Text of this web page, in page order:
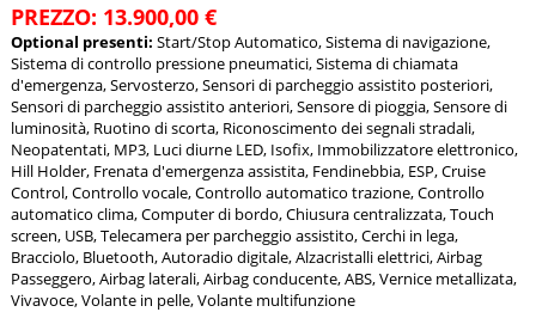
PREZZO: 13.900,00 €
Optional presenti: Start/Stop Automatico, Sistema di navigazione,
Sistema di controllo pressione pneumatici, Sistema di chiamata
d'emergenza, Servosterzo, Sensori di parcheggio assistito posteriori,
Sensori di parcheggio assistito anteriori, Sensore di pioggia, Sensore di
luminosità, Ruotino di scorta, Riconoscimento dei segnali stradali,
Neopatentati, MP3, Luci diurne LED, Isofix, Immobilizzatore elettronico,
Hill Holder, Frenata d'emergenza assistita, Fendinebbia, ESP, Cruise
Control, Controllo vocale, Controllo automatico trazione, Controllo
automatico clima, Computer di bordo, Chiusura centralizzata, Touch
screen, USB, Telecamera per parcheggio assistito, Cerchi in lega,
Bracciolo, Bluetooth, Autoradio digitale, Alzacristalli elettrici, Airbag
Passeggero, Airbag laterali, Airbag conducente, ABS, Vernice metallizata,
Vivavoce, Volante in pelle, Volante multifunzione